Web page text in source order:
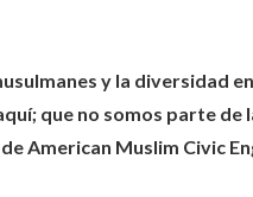
y la diversidad
que no somos parte de
American Muslim Civic